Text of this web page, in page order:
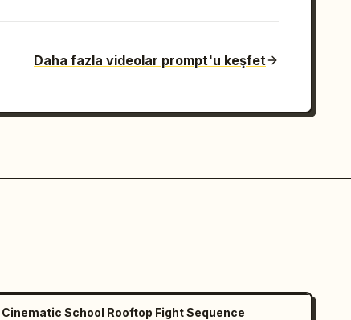
Daha fazla videolar prompt'u keşfet
Cinematic School Rooftop Fight Sequence